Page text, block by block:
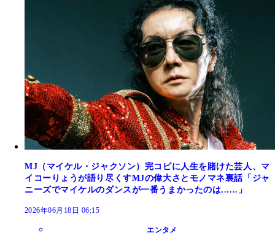
MJ（マイケル・ジャクソン）完コピに人生を賭けた芸人、マ
イコーりょうが語り尽くすMJの偉大さとモノマネ裏話「ジャ
ニーズでマイケルのダンスが一番うまかったのは......」
2026年06月18日 06:15
エンタメ